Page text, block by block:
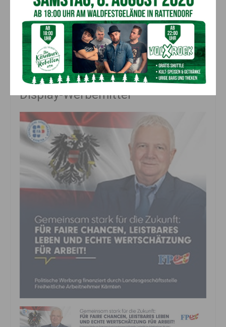
27 April 2026 bis 7. Mai 2026
Kosten
Euro 200 netto
Display-Werbemittel